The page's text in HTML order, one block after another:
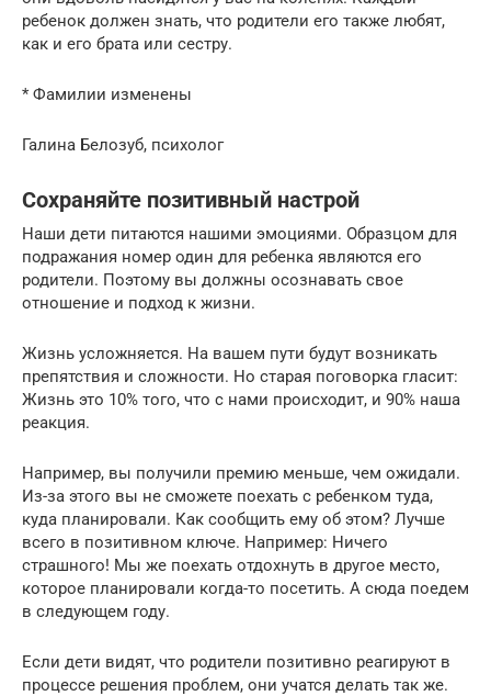
ребенок должен знать, что родители его также любят,
как и его брата или сестру.
* Фамилии изменены
Галина Белозуб, психолог
Сохраняйте позитивный настрой
Наши дети питаются нашими эмоциями. Образцом для
подражания номер один для ребенка являются его
родители. Поэтому вы должны осознавать свое
отношение и подход к жизни.
Жизнь усложняется. На вашем пути будут возникать
препятствия и сложности. Но старая поговорка гласит:
Жизнь это 10% того, что с нами происходит, и 90% наша
реакция.
Например, вы получили премию меньше, чем ожидали.
Из-за этого вы не сможете поехать с ребенком туда,
куда планировали. Как сообщить ему об этом? Лучше
всего в позитивном ключе. Например: Ничего
страшного! Мы же поехать отдохнуть в другое место,
которое планировали когда-то посетить. А сюда поедем
в следующем году.
Если дети видят, что родители позитивно реагируют в
процессе решения проблем, они учатся делать так же.